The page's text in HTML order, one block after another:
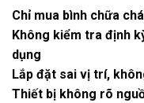
Chỉ mua bình chữa
Không kiểm tra định
dụng
Lắp đặt sai vị trí,
Thiết bị không rõ